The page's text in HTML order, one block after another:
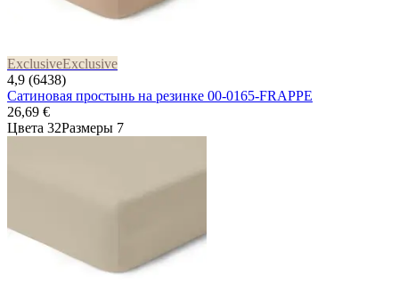
ExclusiveExclusive
4,9 (6438)
Сатиновая простынь на резинке 00-0165-FRAPPE
26,69 €
Цвета 32Размеры 7